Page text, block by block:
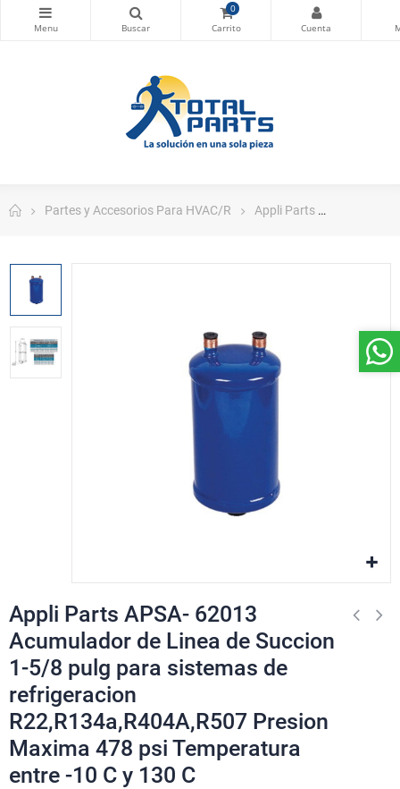
0
Partes y Accesorios Para HVAC/R Appli Parts
Appli Parts APSA- 62013
Acumulador de Linea de Succion
1-5/8 pulg para sistemas de
refrigeracion
R22,R134a,R404A,R507 Presion
Maxima 478 psi Temperatura
entre -10 C y 130 C